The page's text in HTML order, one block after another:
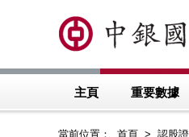
主頁 重要數據
當前位置： 首頁 > 認股